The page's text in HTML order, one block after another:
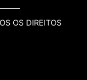
OS DIREITOS